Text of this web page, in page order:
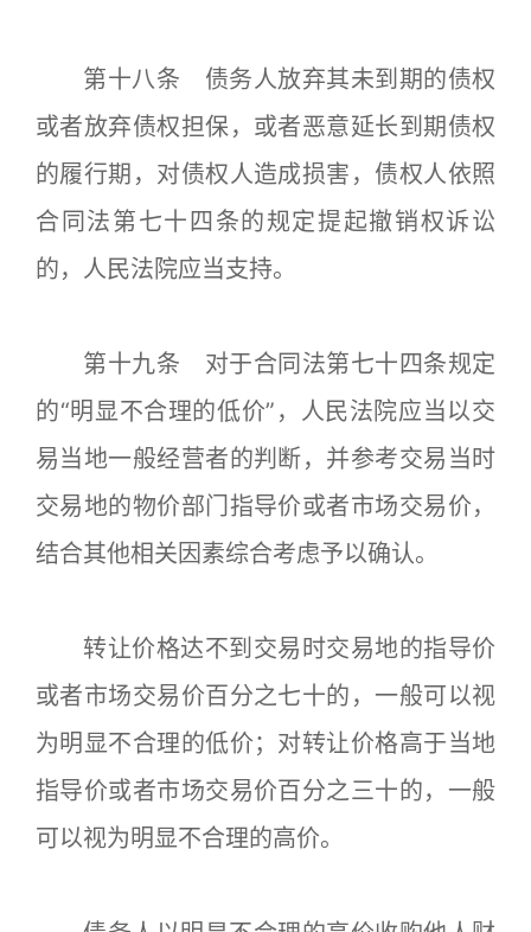
第十八条 债务人放弃其未到期的债权
或者放弃债权担保，或者恶意延长到期债权
的履行期，对债权人造成损害，债权人依照
合同法第七十四条的规定提起撤销权诉讼
的，人民法院应当支持。
第十九条 对于合同法第七十四条规定
的“明显不合理的低价”，人民法院应当以交
易当地一般经营者的判断，并参考交易当时
交易地的物价部门指导价或者市场交易价，
结合其他相关因素综合考虑予以确认。
转让价格达不到交易时交易地的指导价
或者市场交易价百分之七十的，一般可以视
为明显不合理的低价；对转让价格高于当地
指导价或者市场交易价百分之三十的，一般
可以视为明显不合理的高价。